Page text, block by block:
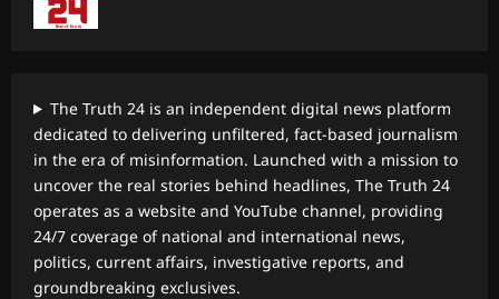
The Truth 24 is an independent digital news platform
dedicated to delivering unfiltered, fact-based journalism
in the era of misinformation. Launched with a mission to
uncover the real stories behind headlines, The Truth 24
operates as a website and YouTube channel, providing
24/7 coverage of national and international news,
politics, current affairs, investigative reports, and
groundbreaking exclusives.